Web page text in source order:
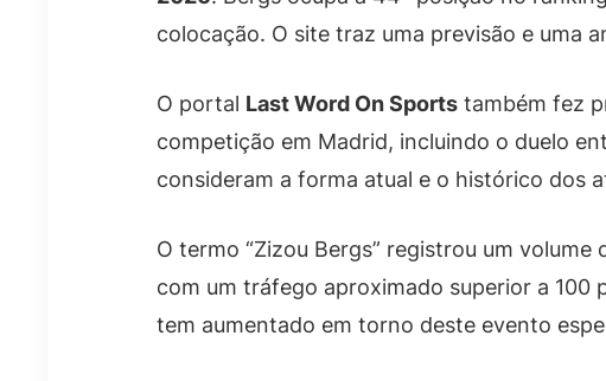
colocação. O site traz uma previsão e uma
O portal Last Word On Sports também fez
competição em Madrid, incluindo o duelo
consideram a forma atual e o histórico dos
O termo “Zizou Bergs” registrou um
com um tráfego aproximado superior a 100
tem aumentado em torno deste evento